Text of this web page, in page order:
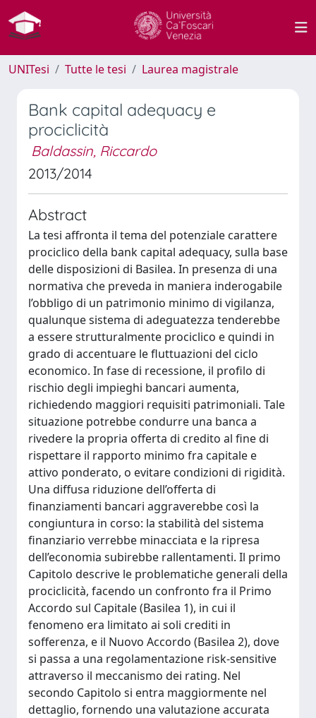
UNITesi Tutte le tesi Laurea magistrale
Bank capital adequacy e
prociclicità
Baldassin, Riccardo
2013/2014
Abstract
La tesi affronta il tema del potenziale carattere
prociclico della bank capital adequacy, sulla base
delle disposizioni di Basilea. In presenza di una
normativa che preveda in maniera inderogabile
l’obbligo di un patrimonio minimo di vigilanza,
qualunque sistema di adeguatezza tenderebbe
a essere strutturalmente prociclico e quindi in
grado di accentuare le fluttuazioni del ciclo
economico. In fase di recessione, il profilo di
rischio degli impieghi bancari aumenta,
richiedendo maggiori requisiti patrimoniali. Tale
situazione potrebbe condurre una banca a
rivedere la propria offerta di credito al fine di
rispettare il rapporto minimo fra capitale e
attivo ponderato, o evitare condizioni di rigidità.
Una diffusa riduzione dell’offerta di
finanziamenti bancari aggraverebbe così la
congiuntura in corso: la stabilità del sistema
finanziario verrebbe minacciata e la ripresa
dell’economia subirebbe rallentamenti. Il primo
Capitolo descrive le problematiche generali della
prociclicità, facendo un confronto fra il Primo
Accordo sul Capitale (Basilea 1), in cui il
fenomeno era limitato ai soli crediti in
sofferenza, e il Nuovo Accordo (Basilea 2), dove
si passa a una regolamentazione risk-sensitive
attraverso il meccanismo dei rating. Nel
secondo Capitolo si entra maggiormente nel
dettaglio, fornendo una valutazione accurata